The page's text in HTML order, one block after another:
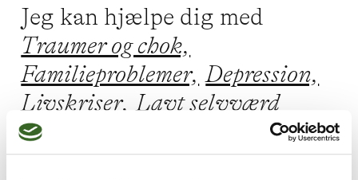
Jeg kan hjælpe dig med
Traumer og chok,
Familieproblemer, Depression,
Livskriser, Lavt selvværd